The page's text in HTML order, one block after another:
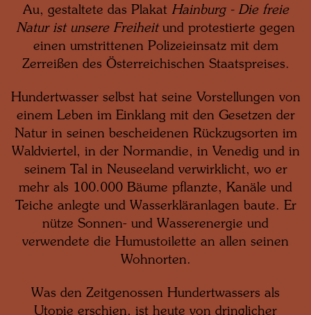
Au, gestaltete das Plakat Hainburg - Die freie
Natur ist unsere Freiheit und protestierte gegen
einen umstrittenen Polizeieinsatz mit dem
Zerreißen des Österreichischen Staatspreises.
Hundertwasser selbst hat seine Vorstellungen von
einem Leben im Einklang mit den Gesetzen der
Natur in seinen bescheidenen Rückzugsorten im
Waldviertel, in der Normandie, in Venedig und in
seinem Tal in Neuseeland verwirklicht, wo er
mehr als 100.000 Bäume pflanzte, Kanäle und
Teiche anlegte und Wasserkläranlagen baute. Er
nütze Sonnen- und Wasserenergie und
verwendete die Humustoilette an allen seinen
Wohnorten.
Was den Zeitgenossen Hundertwassers als
Utopie erschien, ist heute von dringlicher